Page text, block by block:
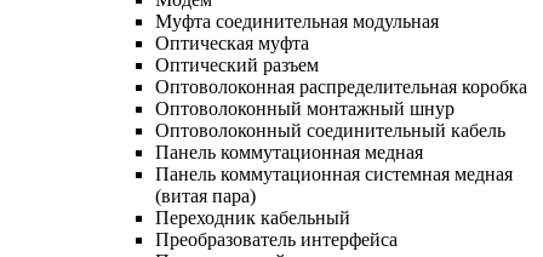
Муфта соединительная модульная
Оптическая муфта
Оптический разъем
Оптоволоконная распределительная коробка
Оптоволоконный монтажный шнур
Оптоволоконный соединительный кабель
Панель коммутационная медная
Панель коммутационная системная медная
(витая пара)
Переходник кабельный
Преобразователь интерфейса